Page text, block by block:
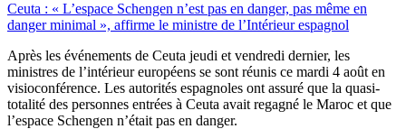
Ceuta : « L’espace Schengen n’est pas en danger, pas même en
danger minimal », affirme le ministre de l’Intérieur espagnol
Après les événements de Ceuta jeudi et vendredi dernier, les
ministres de l’intérieur européens se sont réunis ce mardi 4 août en
visioconférence. Les autorités espagnoles ont assuré que la quasi-
totalité des personnes entrées à Ceuta avait regagné le Maroc et que
l’espace Schengen n’était pas en danger.